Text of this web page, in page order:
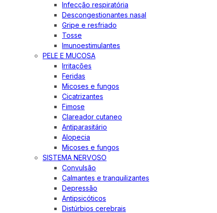
Infecção respiratória
Descongestionantes nasal
Gripe e resfriado
Tosse
Imunoestimulantes
PELE E MUCOSA
Irritações
Feridas
Micoses e fungos
Cicatrizantes
Fimose
Clareador cutaneo
Antiparasitário
Alopecia
Micoses e fungos
SISTEMA NERVOSO
Convulsão
Calmantes e tranquilizantes
Depressão
Antipsicóticos
Distúrbios cerebrais